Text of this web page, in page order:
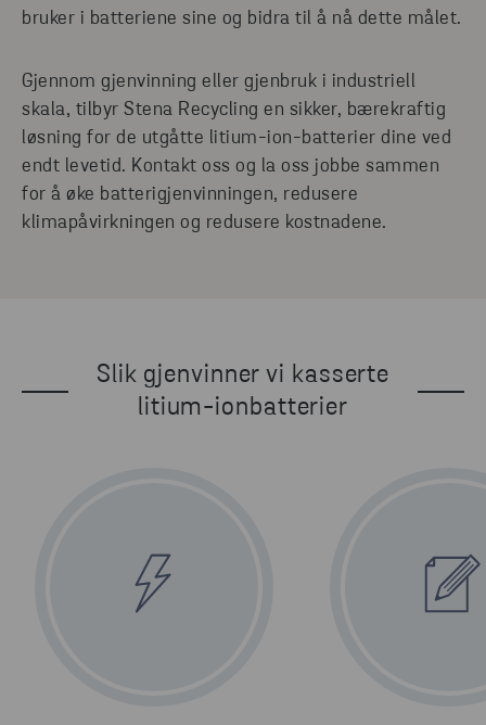
bruker i batteriene sine og bidra til å nå dette målet.
Gjennom gjenvinning eller gjenbruk i industriell
skala, tilbyr Stena Recycling en sikker, bærekraftig
løsning for de utgåtte litium-ion-batterier dine ved
endt levetid. Kontakt oss og la oss jobbe sammen
for å øke batterigjenvinningen, redusere
klimapåvirkningen og redusere kostnadene.
Slik gjenvinner vi kasserte
litium-ionbatterier